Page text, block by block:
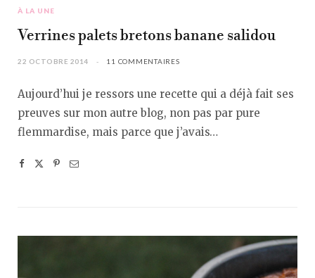
À LA UNE
Verrines palets bretons banane salidou
22 OCTOBRE 2014 11 COMMENTAIRES
Aujourd’hui je ressors une recette qui a déjà fait ses
preuves sur mon autre blog, non pas par pure
flemmardise, mais parce que j’avais…